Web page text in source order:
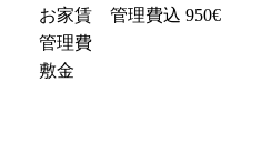
お家賃 管理費込 950€
管理費
敷金